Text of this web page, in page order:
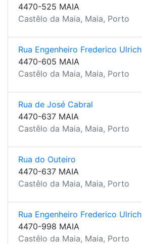
4470-525 MAIA
Castêlo da Maia, Maia, Porto
Rua Engenheiro Frederico Ulrich
4470-605 MAIA
Castêlo da Maia, Maia, Porto
Rua de José Cabral
4470-637 MAIA
Castêlo da Maia, Maia, Porto
Rua do Outeiro
4470-637 MAIA
Castêlo da Maia, Maia, Porto
Rua Engenheiro Frederico Ulrich
4470-998 MAIA
Castêlo da Maia, Maia, Porto